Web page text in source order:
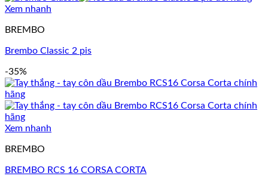
Xem nhanh
BREMBO
Brembo Classic 2 pis
-35%
Xem nhanh
BREMBO
BREMBO RCS 16 CORSA CORTA